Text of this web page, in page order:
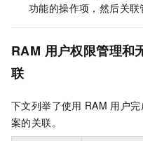
功能的操作项，然后关联
RAM 用户权限管理和
联
下文列举了使用 RAM 用户
案的关联。